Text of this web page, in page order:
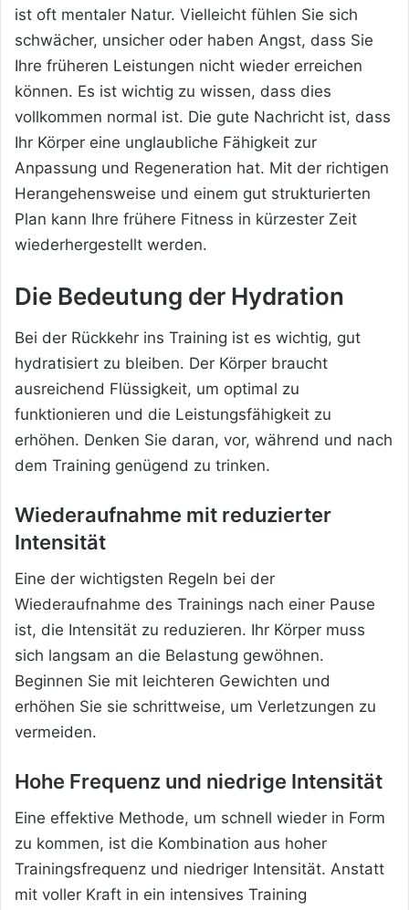
ist oft mentaler Natur. Vielleicht fühlen Sie sich
schwächer, unsicher oder haben Angst, dass Sie
Ihre früheren Leistungen nicht wieder erreichen
können. Es ist wichtig zu wissen, dass dies
vollkommen normal ist. Die gute Nachricht ist, dass
Ihr Körper eine unglaubliche Fähigkeit zur
Anpassung und Regeneration hat. Mit der richtigen
Herangehensweise und einem gut strukturierten
Plan kann Ihre frühere Fitness in kürzester Zeit
wiederhergestellt werden.
Die Bedeutung der Hydration
Bei der Rückkehr ins Training ist es wichtig, gut
hydratisiert zu bleiben. Der Körper braucht
ausreichend Flüssigkeit, um optimal zu
funktionieren und die Leistungsfähigkeit zu
erhöhen. Denken Sie daran, vor, während und nach
dem Training genügend zu trinken.
Wiederaufnahme mit reduzierter
Intensität
Eine der wichtigsten Regeln bei der
Wiederaufnahme des Trainings nach einer Pause
ist, die Intensität zu reduzieren. Ihr Körper muss
sich langsam an die Belastung gewöhnen.
Beginnen Sie mit leichteren Gewichten und
erhöhen Sie sie schrittweise, um Verletzungen zu
vermeiden.
Hohe Frequenz und niedrige Intensität
Eine effektive Methode, um schnell wieder in Form
zu kommen, ist die Kombination aus hoher
Trainingsfrequenz und niedriger Intensität. Anstatt
mit voller Kraft in ein intensives Training